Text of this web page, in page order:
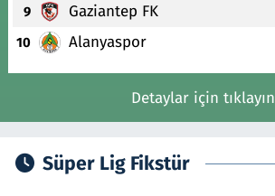
9 Gaziantep FK
10 Alanyaspor
Detaylar için tıklayın
Süper Lig Fikstür